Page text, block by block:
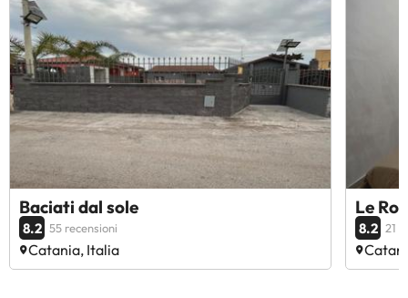
Baciati dal sole
8.2 55 recensioni
Catania, Italia
Le
8.2 21